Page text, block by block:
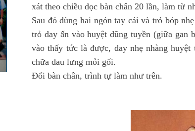
xát theo chiều dọc bàn chân 20 lần, làm từ
Sau đó dùng hai ngón tay cái và trỏ bóp
trỏ day ấn vào huyệt dũng tuyền (giữa gan
vào thấy tức là được, day nhẹ nhàng
chữa đau lưng mỏi gối.
Đổi bàn chân, trình tự làm như trên.